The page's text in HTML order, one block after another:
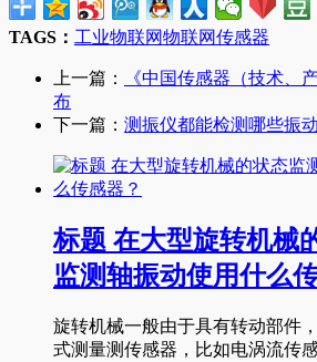
TAGS： 工业物联网物联网传感器
上一篇：
《中国传感器（技术、
布
下一篇： 测振仪都能检测哪些振动
标题 在大型旋转机械
监测轴振动使用什么
旋转机械一般由于具有转动部件
式测量测传感器，比如电涡流传